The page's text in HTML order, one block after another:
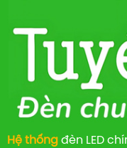
Hệ thống đèn LED